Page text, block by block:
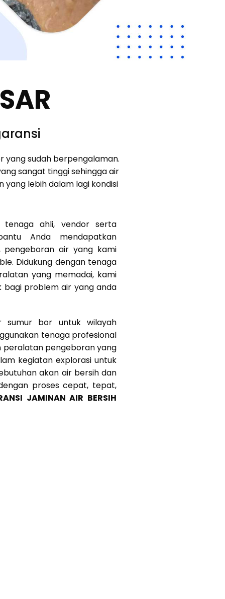
yang sudah berpengalaman.
sangat tinggi sehingga air
yang lebih dalam lagi kondisi
tenaga ahli, vendor serta
Anda mendapatkan
pengeboran air yang kami
Didukung dengan tenaga
yang memadai, kami
bagi problem air yang anda
sumur bor untuk wilayah
tenaga profesional
peralatan pengeboran yang
kegiatan explorasi untuk
akan air bersih dan
proses cepat, tepat,
JAMINAN AIR BERSIH